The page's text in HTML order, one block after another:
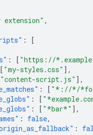
extension" ,
:
[
: [ "https://
[ "my-styles.css" ],
"content-script.js" ],
: [ "*://*/
: [
: [ "*bar*" ],
: false,
: